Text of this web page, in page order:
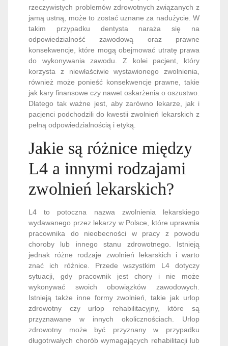
rzeczywistych problemów zdrowotnych związanych z
jamą ustną, może to zostać uznane za nadużycie. W
takim przypadku dentysta naraża się na
odpowiedzialność zawodową oraz prawne
konsekwencje, które mogą obejmować utratę prawa
do wykonywania zawodu. Z kolei pacjent, który
korzysta z niewłaściwie wystawionego zwolnienia,
również może ponieść konsekwencje prawne, takie
jak kary finansowe czy nawet oskarżenia o oszustwo.
Dlatego tak ważne jest, aby zarówno lekarze, jak i
pacjenci podchodzili do kwestii zwolnień lekarskich z
pełną odpowiedzialnością i etyką.
Jakie są różnice między
L4 a innymi rodzajami
zwolnień lekarskich?
L4 to potoczna nazwa zwolnienia lekarskiego
wydawanego przez lekarzy w Polsce, które uprawnia
pracownika do nieobecności w pracy z powodu
choroby lub innego stanu zdrowotnego. Istnieją
jednak różne rodzaje zwolnień lekarskich i warto
znać ich różnice. Przede wszystkim L4 dotyczy
sytuacji, gdy pracownik jest chory i nie może
wykonywać swoich obowiązków zawodowych.
Istnieją także inne formy zwolnień, takie jak urlop
zdrowotny czy urlop rehabilitacyjny, które są
przyznawane w innych okolicznościach. Urlop
zdrowotny może być przyznany w przypadku
długotrwałych chorób wymagających rehabilitacji lub